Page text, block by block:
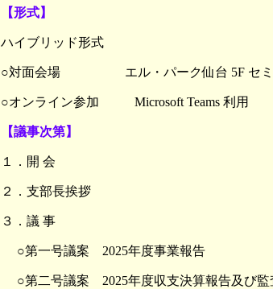
【形式】
ハイブリッド形式
○対面会場 エル・パーク仙台 5F セミ
○オンライン参加 Microsoft Teams 利用
【議事次第】
１．開 会
２．支部長挨拶
３．議 事
○第一号議案 2025年度事業報告
○第二号議案 2025年度収支決算報告及び監